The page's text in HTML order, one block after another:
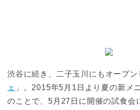
渋谷に続き、二子玉川にもオープン
ェ 」。2015年5月1日より夏の新メ
のことで、5月27日に開催の試食会